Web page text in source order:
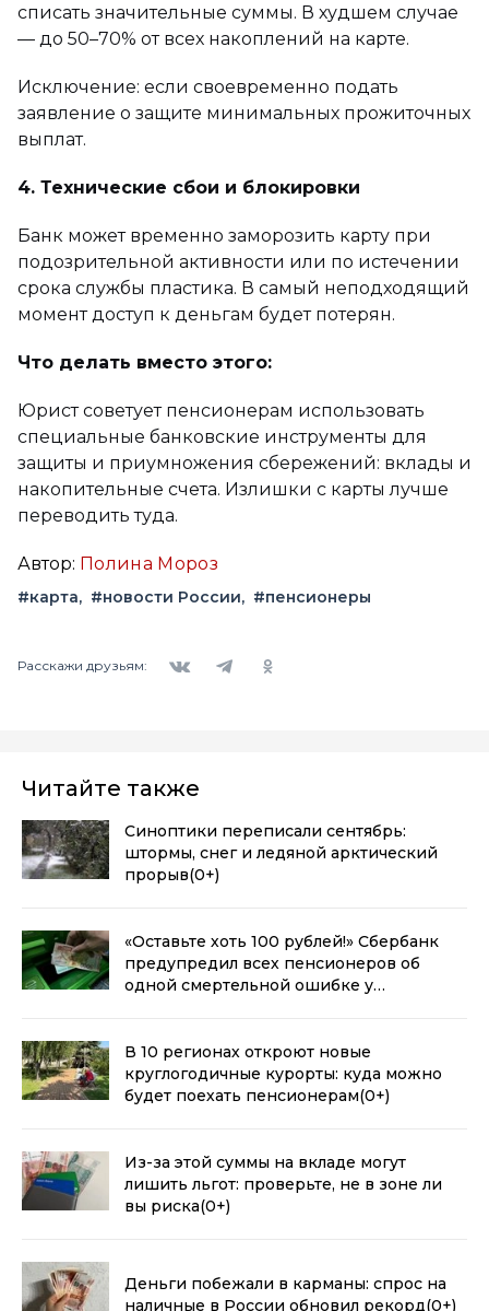
списать значительные суммы. В худшем случае
— до 50–70% от всех накоплений на карте.
Исключение: если своевременно подать
заявление о защите минимальных прожиточных
выплат.
4. Технические сбои и блокировки
Банк может временно заморозить карту при
подозрительной активности или по истечении
срока службы пластика. В самый неподходящий
момент доступ к деньгам будет потерян.
Что делать вместо этого:
Юрист советует пенсионерам использовать
специальные банковские инструменты для
защиты и приумножения сбережений: вклады и
накопительные счета. Излишки с карты лучше
переводить туда.
Автор: Полина Мороз
#карта #новости России #пенсионеры
Расскажи друзьям:
Читайте также
Синоптики переписали сентябрь:
штормы, снег и ледяной арктический
прорыв(0+)
«Оставьте хоть 100 рублей!» Сбербанк
предупредил всех пенсионеров об
одной смертельной ошибке у
В 10 регионах откроют новые
круглогодичные курорты: куда можно
будет поехать пенсионерам(0+)
Из-за этой суммы на вкладе могут
лишить льгот: проверьте, не в зоне ли
вы риска(0+)
Деньги побежали в карманы: спрос на
наличные в России обновил рекорд(0+)